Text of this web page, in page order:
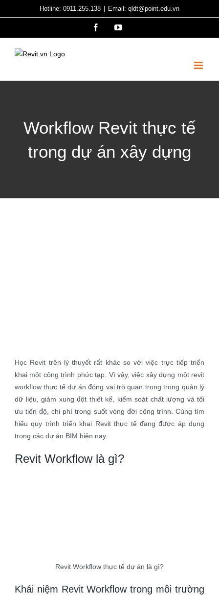
to
Hotline: 0911.255.138 Email: qldt@point.edu.vn
FacebookYouTube
Workflow Revit thực tế
trong dự án xây dựng
Học Revit trên lý thuyết rất khác so với việc trực tiếp triển
khai một công trình phức tạp. Vì vậy, việc xây dựng một revit
workflow thực tế dự án đóng vai trò quan trọng trong quản lý
dữ liệu, giảm xung đột thiết kế, kiểm soát chất lượng và tối
ưu tiến độ, chi phí trong suốt vòng đời công trình. Cùng tìm
hiểu quy trình triển khai Revit thực tế đang được áp dụng
trong các dự án BIM hiện nay.
Revit Workflow là gì?
Revit Workflow thực tế dự án là gì?
Khái niệm Revit Workflow trong môi trường